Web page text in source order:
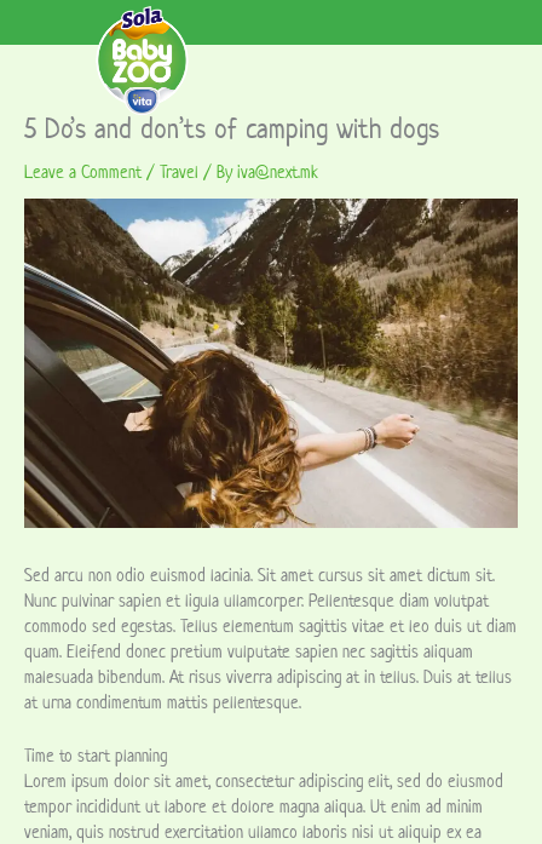
5 Do’s and don’ts of camping with dogs
Leave a Comment / Travel / By iva@next.mk
Sed arcu non odio euismod lacinia. Sit amet cursus sit amet dictum sit.
Nunc pulvinar sapien et ligula ullamcorper. Pellentesque diam volutpat
commodo sed egestas. Tellus elementum sagittis vitae et leo duis ut diam
quam. Eleifend donec pretium vulputate sapien nec sagittis aliquam
malesuada bibendum. At risus viverra adipiscing at in tellus. Duis at tellus
at urna condimentum mattis pellentesque.
Time to start planning
Lorem ipsum dolor sit amet, consectetur adipiscing elit, sed do eiusmod
tempor incididunt ut labore et dolore magna aliqua. Ut enim ad minim
veniam, quis nostrud exercitation ullamco laboris nisi ut aliquip ex ea